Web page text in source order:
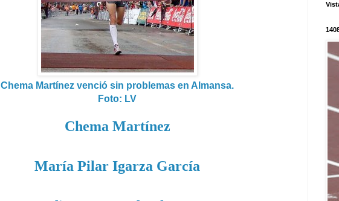
Chema Martínez venció sin problemas en Almansa.
Foto: LV
Chema Martínez
María Pilar Igarza García